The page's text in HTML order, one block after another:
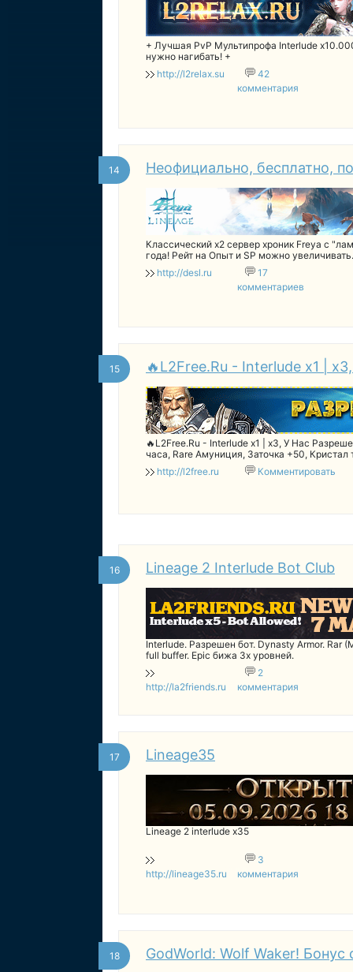
+ Лучшая PvP Мультипрофа Interlude
нужно нагибать! +
http://l2relax.su
42
комментария
14 Неофициально, бесплатно,
Классический x2 сервер хроник Freya с
года! Рейт на Опыт и SP можно
гарантированы!
http://desl.ru
17
комментариев
15 🔥L2Free.Ru - Interlude x1 |
🔥L2Free.Ru - Interlude x1 | х3, У Нас
часа, Rare Амуниция, Заточка +50, Кристал
http://l2free.ru
Комментировать
16 Lineage 2 Interlude Bot Club
Interlude. Разрешен бот. Dynasty Armor. Rar
full buffer. Epic бижа 3х уровней.
http://la2friends.ru
2
комментария
17 Lineage35
Lineage 2 interlude x35
http://lineage35.ru
3
комментария
18 GodWorld: Wolf Waker! Бонус